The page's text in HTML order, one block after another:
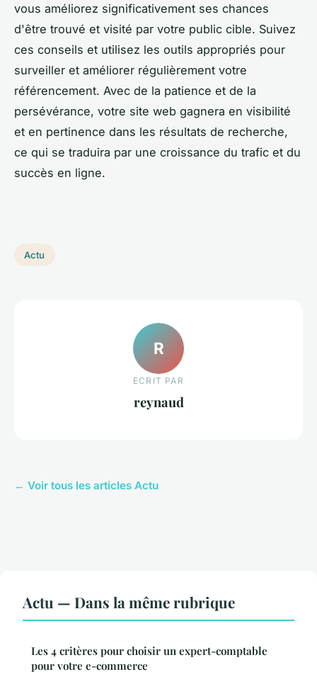
vous améliorez significativement ses chances
d'être trouvé et visité par votre public cible. Suivez
ces conseils et utilisez les outils appropriés pour
surveiller et améliorer régulièrement votre
référencement. Avec de la patience et de la
persévérance, votre site web gagnera en visibilité
et en pertinence dans les résultats de recherche,
ce qui se traduira par une croissance du trafic et du
succès en ligne.
Actu
R
ECRIT PAR
reynaud
← Voir tous les articles Actu
Actu — Dans la même rubrique
Les 4 critères pour choisir un expert-comptable
pour votre e-commerce